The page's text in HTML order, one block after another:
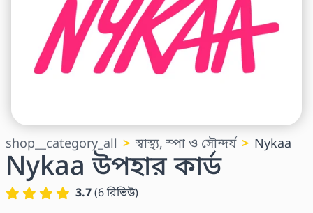
shop__category_all স্বাস্থ্য, স্পা ও সৌন্দর্য Nykaa
Nykaa উপহার কার্ড
3.7(6রিভিউ)